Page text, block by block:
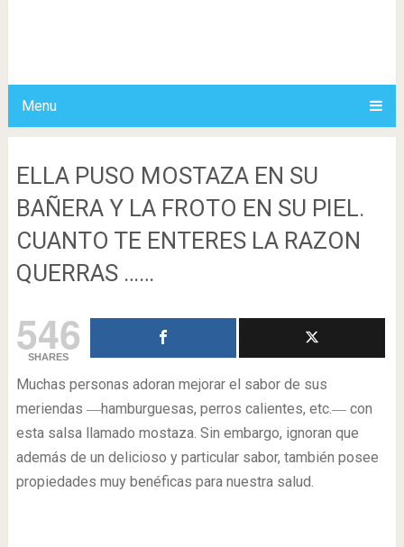
Menu
ELLA PUSO MOSTAZA EN SU
BAÑERA Y LA FROTO EN SU PIEL.
CUANTO TE ENTERES LA RAZON
QUERRAS ……
546
SHARES
Muchas personas adoran mejorar el sabor de sus
meriendas ―hamburguesas, perros calientes, etc.― con
esta salsa llamado mostaza. Sin embargo, ignoran que
además de un delicioso y particular sabor, también posee
propiedades muy benéficas para nuestra salud.